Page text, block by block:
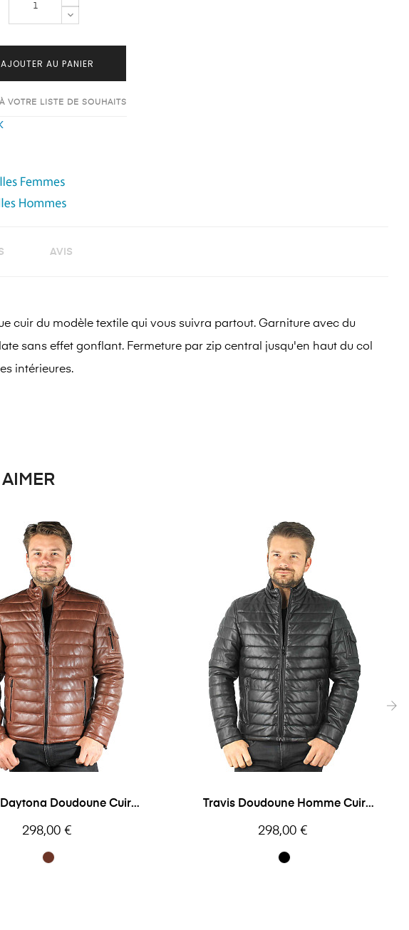
AJOUTER AU PANIER
VOTRE LISTE DE SOUHAITS
AVIS
cuir du modèle textile qui vous suivra partout. Garniture avec du
sans effet gonflant. Fermeture par zip central jusqu'en haut du col
intérieures.
Daytona Doudoune Cuir
Prix
298,00 €
Travis Doudoune Homme Cuir
Prix
298,00 €